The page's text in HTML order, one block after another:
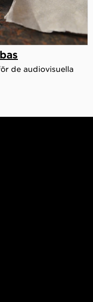
de audiovisuella